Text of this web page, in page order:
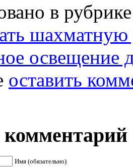
в
освещение
оставить
Имя (обязательно)